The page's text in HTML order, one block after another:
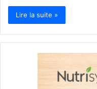
Lire la suite »